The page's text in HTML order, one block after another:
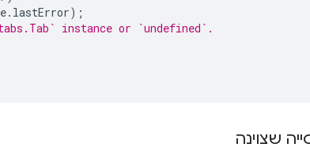
. lastError);
instance or `undefined`.
שצוינה